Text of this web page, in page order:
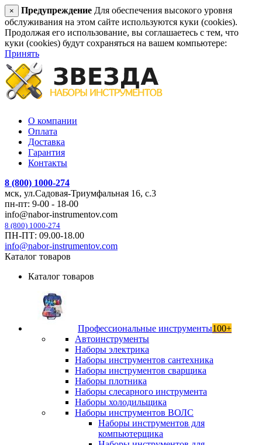
× Предупреждение Для обеспечения высокого уровня
обслуживания на этом сайте используются куки (cookies).
Продолжая его использование, вы соглашаетесь с тем, что
куки (cookies) будут сохраняться на вашем компьютере:
Принять
О компании
Оплата
Доставка
Гарантия
Контакты
8 (800) 1000-274
мск, ул.Садовая-Триумфальная 16, с.3
пн-пт: 9-00 - 18-00
info@nabor-instrumentov.com
8 (800) 1000-274
ПН-ПТ: 09.00-18.00
info@nabor-instrumentov.com
Каталог товаров
Каталог товаров
Профессиональные инструменты100+
Автоинструменты
Наборы электрика
Наборы инструментов сантехника
Наборы инструментов сварщика
Наборы плотника
Наборы слесарного инструмента
Наборы холодильщика
Наборы инструментов ВОЛС
Наборы инструментов для
компьютерщика